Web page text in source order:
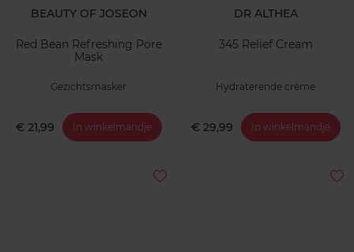
BEAUTY OF JOSEON
Red Bean Refreshing Pore
Mask
Gezichtsmasker
€ 21,99 In winkelmandje
DR ALTHEA
345 Relief Cream
Hydraterende crème
€ 29,99 In winkelmandje